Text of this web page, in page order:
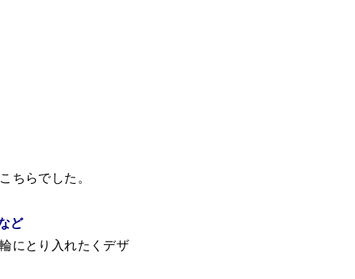
ちらでした。
ど
にとり入れたくデザ